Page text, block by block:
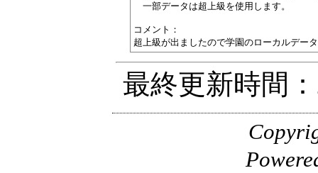
一部データは超上級を使用します。
コメント：
最終更新時間